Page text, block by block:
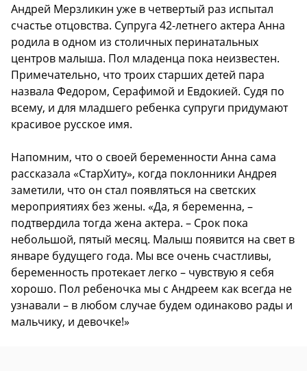
Андрей Мерзликин уже в четвертый раз испытал
счастье отцовства. Супруга 42-летнего актера Анна
родила в одном из столичных перинатальных
центров малыша. Пол младенца пока неизвестен.
Примечательно, что троих старших детей пара
назвала Федором, Серафимой и Евдокией. Судя по
всему, и для младшего ребенка супруги придумают
красивое русское имя.
Напомним, что о своей беременности Анна сама
рассказала «СтарХиту», когда поклонники Андрея
заметили, что он стал появляться на светских
мероприятиях без жены. «Да, я беременна, –
подтвердила тогда жена актера. – Срок пока
небольшой, пятый месяц. Малыш появится на свет в
январе будущего года. Мы все очень счастливы,
беременность протекает легко – чувствую я себя
хорошо. Пол ребеночка мы с Андреем как всегда не
узнавали – в любом случае будем одинаково рады и
мальчику, и девочке!»